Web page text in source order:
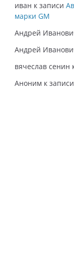
иван к записи
марки GM
Андрей
Андрей
вячеслав сенин
Аноним к записи